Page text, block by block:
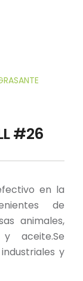
#26
en la
de
animales,
aceite.Se
y